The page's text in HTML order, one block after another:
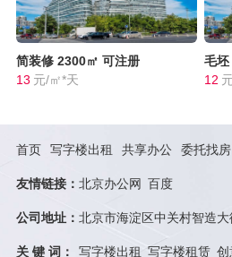
简装修 2300㎡ 可注册
13 元/㎡*天
毛坯
12
首页 写字楼出租 共享办公 委托找房
友情链接： 北京办公网 百度
公司地址： 北京市海淀区中关村智造
关 键 词： 写字楼出租 写字楼租赁 创